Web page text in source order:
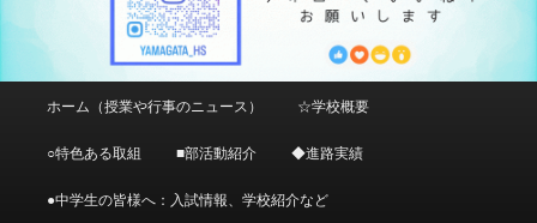
メ
イ
ン
ホーム（授業や行事のニュース） ☆学校概要
○特色ある取組 ■部活動紹介 ◆進路実績
●中学生の皆様へ：入試情報、学校紹介など